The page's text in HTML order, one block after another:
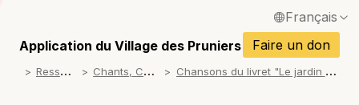
Français
English / Anglais
Español / Espagnol
Application du Village des Pruniers
Faire un don
R
essources C
hants, Chansons C
hansons du livret "Le jardin de mon coeur"